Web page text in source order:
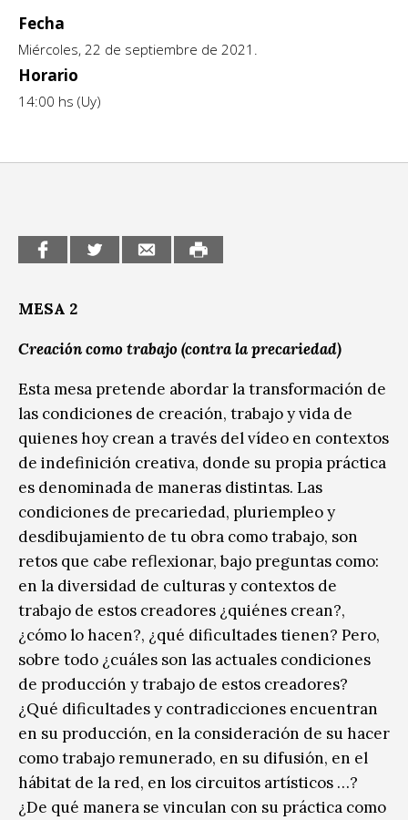
CCE en el interior/libros
Espacio itinerante de lectura infantil
Exposiciones
Formación
Infantil y Juvenil
Medio Ambiente
Sin categoría
Fecha
Miércoles, 22 de septiembre de 2021.
Horario
14:00 hs (Uy)
MESA 2
Creación como trabajo (contra la precariedad)
Esta mesa pretende abordar la transformación de
las condiciones de creación, trabajo y vida de
quienes hoy crean a través del vídeo en contextos
de indefinición creativa, donde su propia práctica
es denominada de maneras distintas. Las
condiciones de precariedad, pluriempleo y
desdibujamiento de tu obra como trabajo, son
retos que cabe reflexionar, bajo preguntas como:
en la diversidad de culturas y contextos de
trabajo de estos creadores ¿quiénes crean?,
¿cómo lo hacen?, ¿qué dificultades tienen? Pero,
sobre todo ¿cuáles son las actuales condiciones
de producción y trabajo de estos creadores?
¿Qué dificultades y contradicciones encuentran
en su producción, en la consideración de su hacer
como trabajo remunerado, en su difusión, en el
hábitat de la red, en los circuitos artísticos …?
¿De qué manera se vinculan con su práctica como